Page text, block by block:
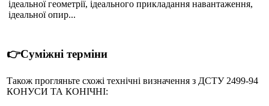
ідеальної геометрії, ідеального прикладання навантаження,
ідеальної опир...
👉Суміжні терміни
Також прогляньте схожі технічні визначення з ДСТУ 2499-94
КОНУСИ ТА КОНІЧНІ: